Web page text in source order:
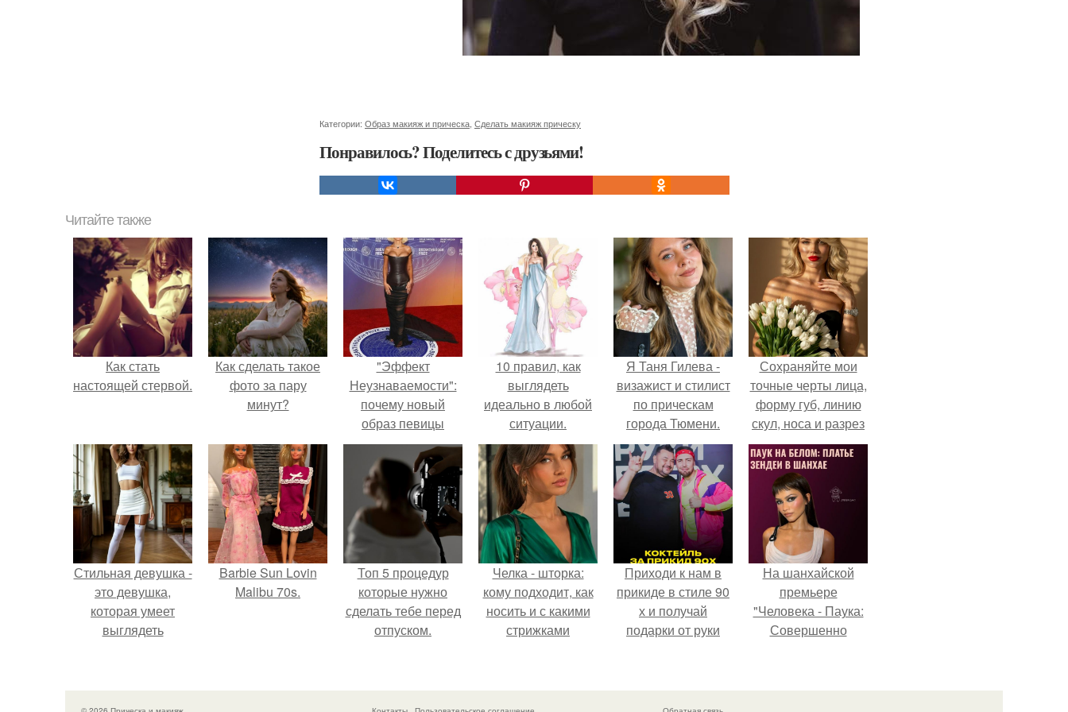
Категории: Образ макияж и прическа Сделать макияж прическу
Понравилось? Поделитесь с друзьями!
Читайте также
Как стать
настоящей стервой.
Как сделать такое
фото за пару
минут?
"Эффект
Неузнаваемости":
почему новый
образ певицы
вызвал споры о
гранях
возможного?
10 правил, как
выглядеть
идеально в любой
ситуации.
Я Таня Гилева -
визажист и стилист
по прическам
города Тюмени.
Сохраняйте мои
точные черты лица,
форму губ, линию
скул, носа и разрез
глаз.
Стильная девушка -
это девушка,
которая умеет
выглядеть
ситуации.
Barbie Sun Lovin
Malibu 70s.
Топ 5 процедур
которые нужно
сделать тебе перед
отпуском.
Челка - шторка:
кому подходит, как
носить и с какими
стрижками
Приходи к нам в
прикиде в стиле 90
х и получай
подарки от руки
На шанхайской
премьере
"Человека - Паука:
Совершенно
просто очередной